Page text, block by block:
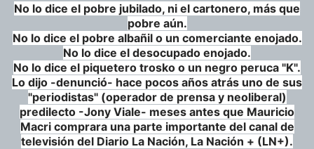
No lo dice el pobre jubilado, ni el cartonero, más que
pobre aún.
No lo dice el pobre albañil o un comerciante enojado.
No lo dice el desocupado enojado.
No lo dice el piquetero trosko o un negro peruca "K".
Lo dijo -denunció- hace pocos años atrás uno de sus
"periodistas" (operador de prensa y neoliberal)
predilecto -Jony Viale- meses antes que Mauricio
Macri comprara una parte importante del canal de
televisión del Diario La Nación, La Nación + (LN+).